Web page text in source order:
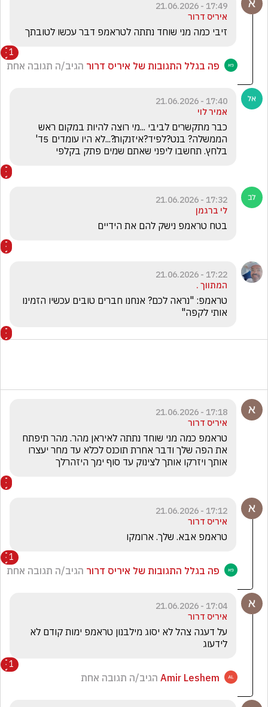
17:49 - 21.06.2026
איריס דרור
זיבי כמה מני שוחד נתתה לטראמפ דבר עכשו לטובתך
1
פה בגלל התגובות של איריס דרור הגיב/ה תגובה אחת
17:40 - 21.06.2026
אמיר לוי
בלחץ. תחשבו ליפני שאתם שמים פתק בקלפי
17:32 - 21.06.2026
לי ברגמן
בטח טראמפ נישק להם את הידיים
17:22 - 21.06.2026
המתווך .
אותי לקפה"
17:18 - 21.06.2026
איריס דרור
אותך ויזרקו אותך לצינוק עד סוף ימך היזהרלך
17:12 - 21.06.2026
איריס דרור
טראמפ אבא. שלך. ארומקו
1
פה בגלל התגובות של איריס דרור הגיב/ה תגובה אחת
17:04 - 21.06.2026
איריס דרור
לידעוג
1
Amir Leshem הגיב/ה תגובה אחת